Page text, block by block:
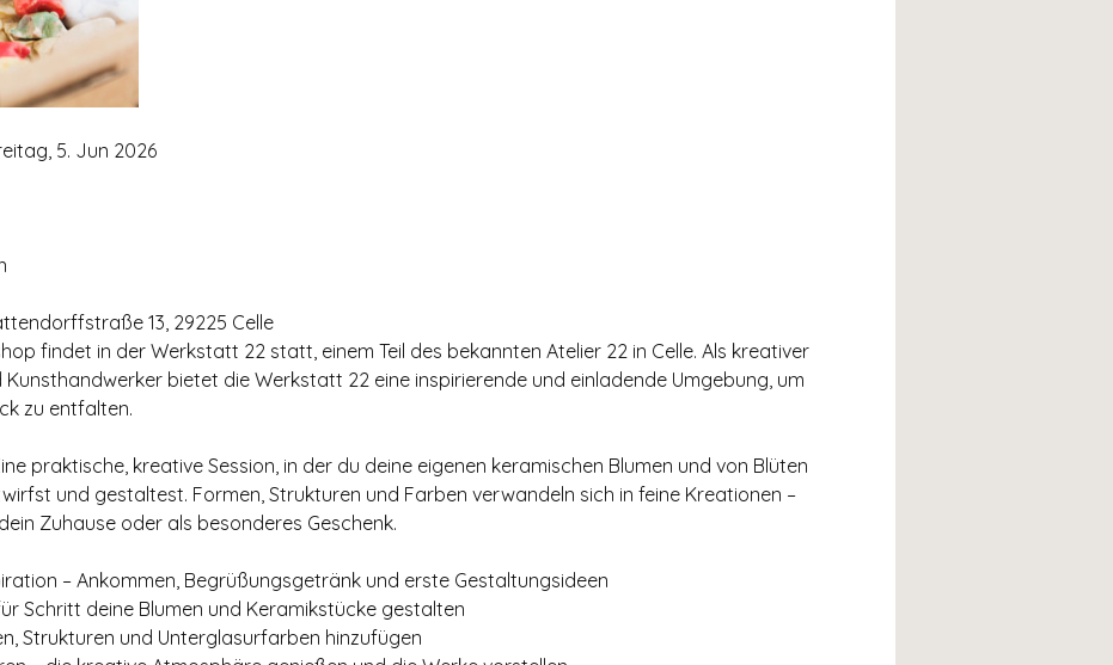
5. Jun 2026
13, 29225 Celle
findet in der Werkstatt 22 statt, einem Teil des bekannten Atelier 22 in Celle. Als kreativer
Kunsthandwerker bietet die Werkstatt 22 eine inspirierende und einladende Umgebung, um
zu entfalten.
praktische, kreative Session, in der du deine eigenen keramischen Blumen und von Blüten
und gestaltest. Formen, Strukturen und Farben verwandeln sich in feine Kreationen –
Zuhause oder als besonderes Geschenk.
– Ankommen, Begrüßungsgetränk und erste Gestaltungsideen
Schritt deine Blumen und Keramikstücke gestalten
Strukturen und Unterglasurfarben hinzufügen